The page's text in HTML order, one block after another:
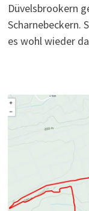
Düvelsbrookern
Scharnebeckern.
es wohl wieder